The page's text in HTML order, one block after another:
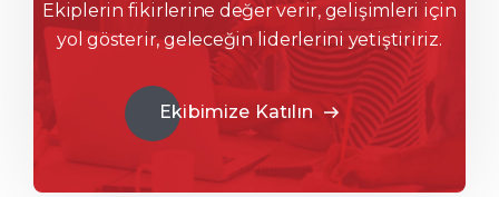
Ekiplerin fikirlerine değer verir, gelişimleri için
yol gösterir, geleceğin liderlerini yetiştiririz.
Ekibimize Katılın